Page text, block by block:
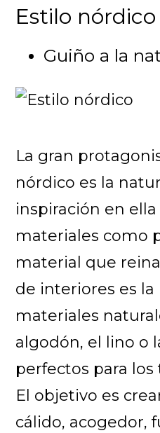
Estilo nórdico
Guiño a la
La gran
nórdico es la
inspiración en
materiales como
material que
de interiores es la
materiales
algodón, el lino o
perfectos para los
El objetivo es
cálido, acogedor,